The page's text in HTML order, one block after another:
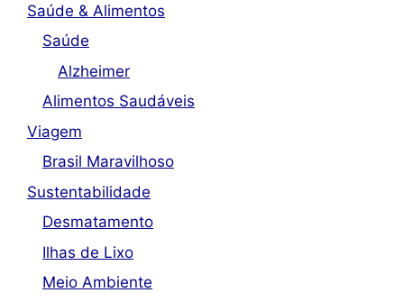
Saúde & Alimentos
Saúde
Alzheimer
Alimentos Saudáveis
Viagem
Brasil Maravilhoso
Sustentabilidade
Desmatamento
Ilhas de Lixo
Meio Ambiente